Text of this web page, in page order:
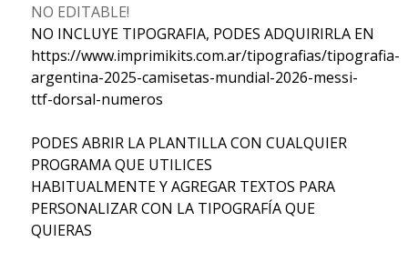
NO EDITABLE!
NO INCLUYE TIPOGRAFIA, PODES ADQUIRIRLA EN
https://www.imprimikits.com.ar/tipografias/tipografia-
argentina-2025-camisetas-mundial-2026-messi-
ttf-dorsal-numeros
PODES ABRIR LA PLANTILLA CON CUALQUIER
PROGRAMA QUE UTILICES
HABITUALMENTE Y AGREGAR TEXTOS PARA
PERSONALIZAR CON LA TIPOGRAFÍA QUE
QUIERAS